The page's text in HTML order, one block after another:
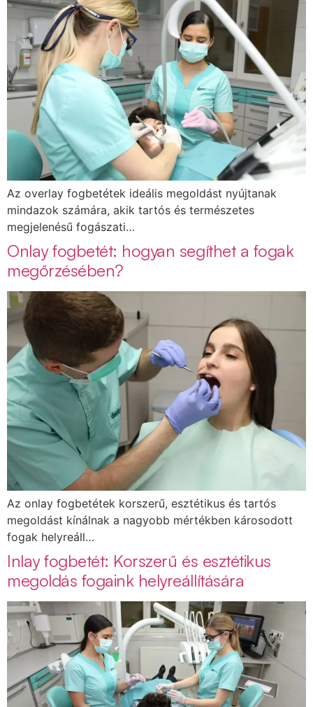
Az overlay fogbetétek ideális megoldást nyújtanak
mindazok számára, akik tartós és természetes
megjelenésű fogászati…
Onlay fogbetét: hogyan segíthet a fogak
megőrzésében?
Az onlay fogbetétek korszerű, esztétikus és tartós
megoldást kínálnak a nagyobb mértékben károsodott
fogak helyreáll…
Inlay fogbetét: Korszerű és esztétikus
megoldás fogaink helyreállítására